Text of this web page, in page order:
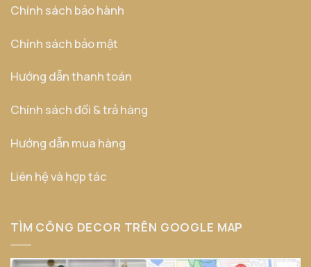
Chính sách bảo hành
Chính sách bảo mật
Hướng dẫn thanh toán
Chính sách đổi & trả hàng
Hướng dẫn mua hàng
Liên hệ và hợp tác
TÌM CÔNG DECOR TRÊN GOOGLE MAP